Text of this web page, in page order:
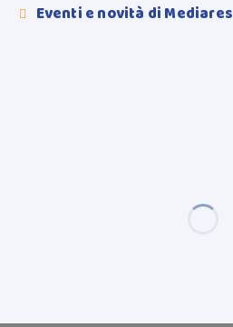
 Eventi e novità di Mediares